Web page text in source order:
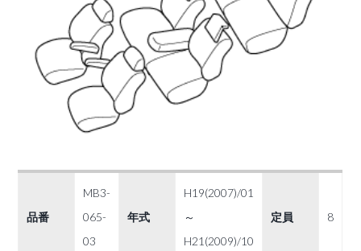
品番
MB3-
065-
03
年式
H19(2007)/01
～
H21(2009)/10
定員 8